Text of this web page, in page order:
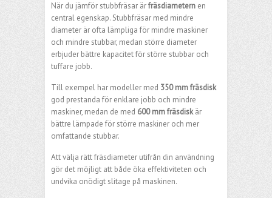
När du jämför stubbfräsar ärfräsdiametern en
central egenskap. Stubbfräsar med mindre
diameter är ofta lämpliga för mindre maskiner
och mindre stubbar, medan större diameter
erbjuder bättre kapacitet för större stubbar och
tuffare jobb.
Till exempel har modeller med 350 mm fräsdisk
god prestanda för enklare jobb och mindre
maskiner, medan de med 600 mm fräsdiskär
bättre lämpade för större maskiner och mer
omfattande stubbar.
Att välja rätt fräsdiameter utifrån din användning
gör det möjligt att både öka effektiviteten och
undvika onödigt slitage på maskinen.